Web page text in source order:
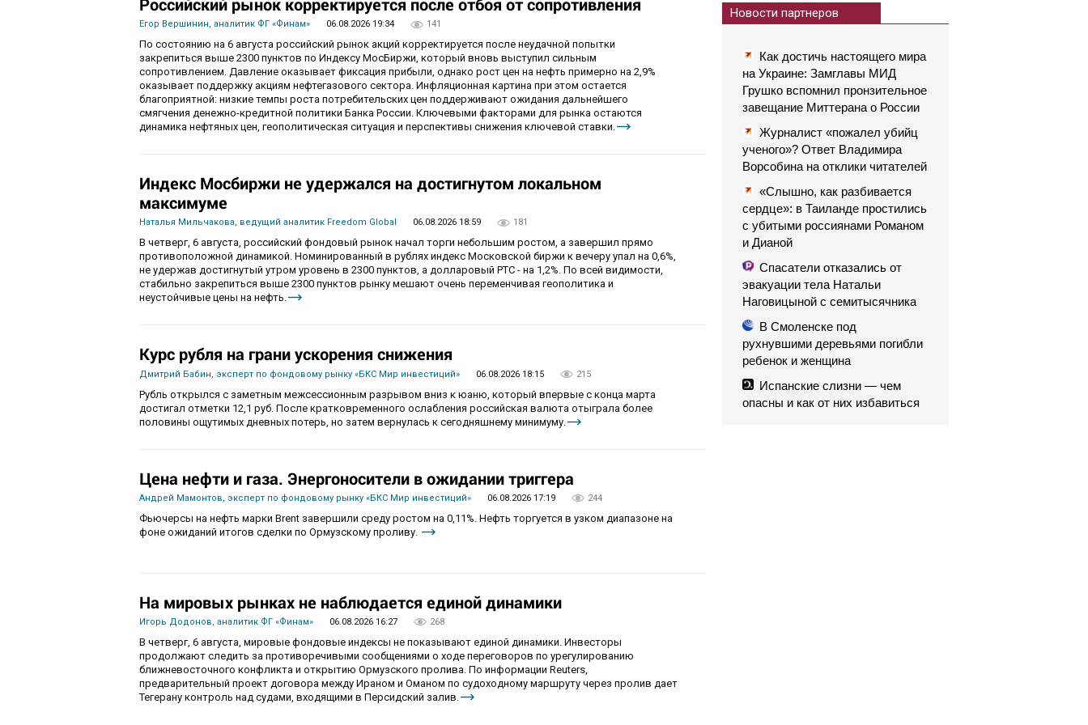
Российский рынок корректируется после отбоя от сопротивления
Егор Вершинин, аналитик ФГ «Финам» 06.08.2026 19:34 141
По состоянию на 6 августа российский рынок акций корректируется после неудачной попытки
закрепиться выше 2300 пунктов по Индексу МосБиржи, который вновь выступил сильным
сопротивлением. Давление оказывает фиксация прибыли, однако рост цен на нефть примерно на 2,9%
оказывает поддержку акциям нефтегазового сектора. Инфляционная картина при этом остается
благоприятной: низкие темпы роста потребительских цен поддерживают ожидания дальнейшего
смягчения денежно-кредитной политики Банка России. Ключевыми факторами для рынка остаются
динамика нефтяных цен, геополитическая ситуация и перспективы снижения ключевой ставки.
Индекс Мосбиржи не удержался на достигнутом локальном
максимуме
Наталья Мильчакова, ведущий аналитик Freedom Global 06.08.2026 18:59 181
В четверг, 6 августа, российский фондовый рынок начал торги небольшим ростом, а завершил прямо
противоположной динамикой. Номинированный в рублях индекс Московской биржи к вечеру упал на 0,6%,
не удержав достигнутый утром уровень в 2300 пунктов, а долларовый РТС - на 1,2%. По всей видимости,
стабильно закрепиться выше 2300 пунктов рынку мешают очень переменчивая геополитика и
неустойчивые цены на нефть.
Курс рубля на грани ускорения снижения
Дмитрий Бабин, эксперт по фондовому рынку «БКС Мир инвестиций» 06.08.2026 18:15 215
Рубль открылся с заметным межсессионным разрывом вниз к юаню, который впервые с конца марта
достигал отметки 12,1 руб. После кратковременного ослабления российская валюта отыграла более
половины ощутимых дневных потерь, но затем вернулась к сегодняшнему минимуму.
Цена нефти и газа. Энергоносители в ожидании триггера
Андрей Мамонтов, эксперт по фондовому рынку «БКС Мир инвестиций» 06.08.2026 17:19 244
Фьючерсы на нефть марки Brent завершили среду ростом на 0,11%. Нефть торгуется в узком диапазоне на
фоне ожиданий итогов сделки по Ормузскому проливу.
На мировых рынках не наблюдается единой динамики
Игорь Додонов, аналитик ФГ «Финам» 06.08.2026 16:27 268
В четверг, 6 августа, мировые фондовые индексы не показывают единой динамики. Инвесторы
продолжают следить за противоречивыми сообщениями о ходе переговоров по урегулированию
ближневосточного конфликта и открытию Ормузского пролива. По информации Reuters,
предварительный проект договора между Ираном и Оманом по судоходному маршруту через пролив дает
Тегерану контроль над судами, входящими в Персидский залив.
Новости партнеров
Как достичь настоящего мира
на Украине: Замглавы МИД
Грушко вспомнил пронзительное
завещание Миттерана о России
Журналист «пожалел убийц
ученого»? Ответ Владимира
Ворсобина на отклики читателей
«Слышно, как разбивается
сердце»: в Таиланде простились
с убитыми россиянами Романом
и Дианой
Спасатели отказались от
эвакуации тела Натальи
Наговицыной с семитысячника
В Смоленске под
рухнувшими деревьями погибли
ребенок и женщина
Испанские слизни — чем
опасны и как от них избавиться